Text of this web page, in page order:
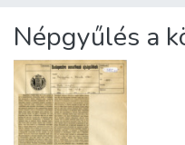
Statistics
About us
Népgyűlés a